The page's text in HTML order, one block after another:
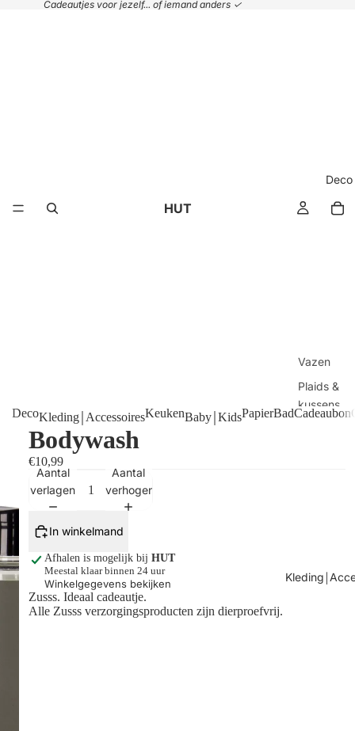
Cadeautjes voor jezelf... of iemand anders ✓
HUT
Deco
Vazen
Plaids &
kussens
Kleding￨
DecoKleding￨AccessoiresKeukenBaby￨KidsPapierBadCadeaubon
Bodywash
€10,99
Aantal
verlagen
Aantal
verhogen
In winkelmand
Afhalen is mogelijk bij HUT
Meestal klaar binnen 24 uur
Winkelgegevens bekijken
Zusss. Ideaal cadeautje.
Alle Zusss verzorgingsproducten zijn dierproefvrij.